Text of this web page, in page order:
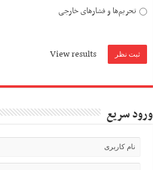
تحریم‌ها و فشارهای خارجی
View results
ورود سریع